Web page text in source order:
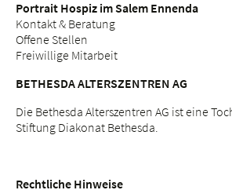
Portrait Hospiz im Salem Ennenda
Kontakt & Beratung
Offene Stellen
Freiwillige Mitarbeit
BETHESDA ALTERSZENTREN AG
Die Bethesda Alterszentren AG ist eine
Stiftung Diakonat Bethesda.
Rechtliche Hinweise